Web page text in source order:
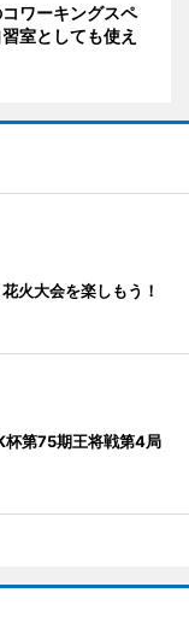
ワーキングスペ
室としても使え
火大会を楽しもう！
杯第75期王将戦第4局